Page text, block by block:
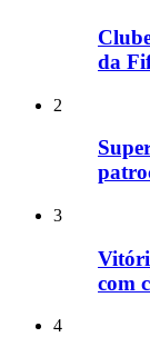
da
2
3
com
4